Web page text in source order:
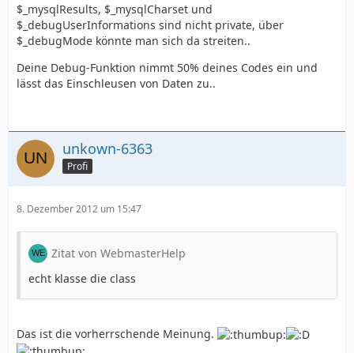
$_mysqlResults, $_mysqlCharset und
$_debugUserInformations sind nicht private, über
$_debugMode könnte man sich da streiten..
Deine Debug-Funktion nimmt 50% deines Codes ein und
lässt das Einschleusen von Daten zu..
unkown-6363
Profi
8. Dezember 2012 um 15:47
Zitat von WebmasterHelp
echt klasse die class
Das ist die vorherrschende Meinung.